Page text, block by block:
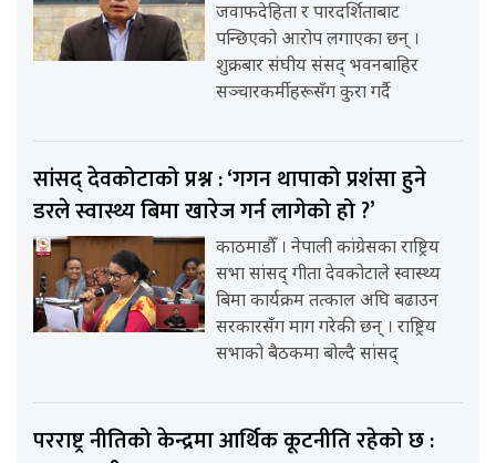
जवाफदेहिता र पारदर्शिताबाट
पन्छिएको आरोप लगाएका छन् ।
शुक्रबार संघीय संसद् भवनबाहिर
सञ्चारकर्मीहरूसँग कुरा गर्दै
सांसद् देवकोटाको प्रश्न : ‘गगन थापाको प्रशंसा हुने
डरले स्वास्थ्य बिमा खारेज गर्न लागेको हो ?’
काठमाडौँ । नेपाली कांग्रेसका राष्ट्रिय
सभा सांसद् गीता देवकोटाले स्वास्थ्य
बिमा कार्यक्रम तत्काल अघि बढाउन
सरकारसँग माग गरेकी छन् । राष्ट्रिय
सभाको बैठकमा बोल्दै सांसद्
परराष्ट्र नीतिको केन्द्रमा आर्थिक कूटनीति रहेको छ :